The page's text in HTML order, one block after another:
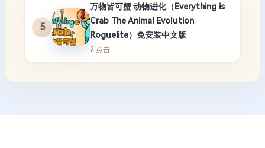
5
万物皆可蟹 动物进化（Everything is
Crab The Animal Evolution
Roguelite）免安装中文版
2 点击